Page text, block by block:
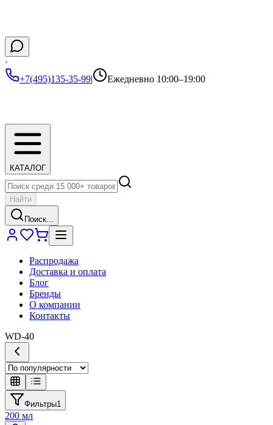
·
+7(495)135-35-99| Ежедневно 10:00–19:00
КАТАЛОГ
Найти
Поиск...
Распродажа
Доставка и оплата
Блог
Бренды
О компании
Контакты
WD-40
Фильтры1
200 мл